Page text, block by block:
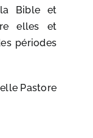
la Bible et
elles et
périodes
Pastore